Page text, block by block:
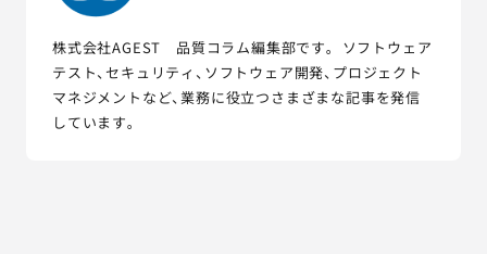
株式会社AGEST 品質コラム編集部です。 ソフトウェア
テスト、セキュリティ、ソフトウェア開発、プロジェクト
マネジメントなど、業務に役立つさまざまな記事を発信
しています。